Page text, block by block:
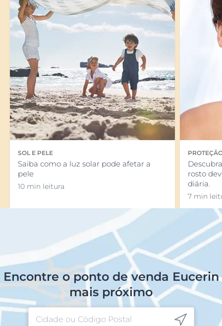
SOL E PELE
Saiba como a luz solar pode afetar a
pele
10 min leitura
rosto
diária.
7 min
Encontre o ponto de venda Eucerin
mais próximo